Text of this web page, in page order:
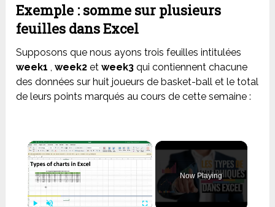
Exemple : somme sur plusieurs
feuilles dans Excel
Supposons que nous ayons trois feuilles intitulées
week1 ,week2 etweek3 qui contiennent chacune
des données sur huit joueurs de basket-ball et le total
de leurs points marqués au cours de cette semaine :
×
Now Playing